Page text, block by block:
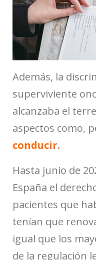
Además, la
superviviente
alcanzaba el
aspectos como,
conducir.
Hasta junio de
España el
pacientes que
tenían que
igual que los
de la regulación